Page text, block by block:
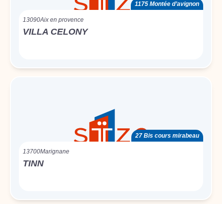
1175 Montée d’avignon
13090Aix en provence
VILLA CELONY
27 Bis cours mirabeau
13700Marignane
TINN